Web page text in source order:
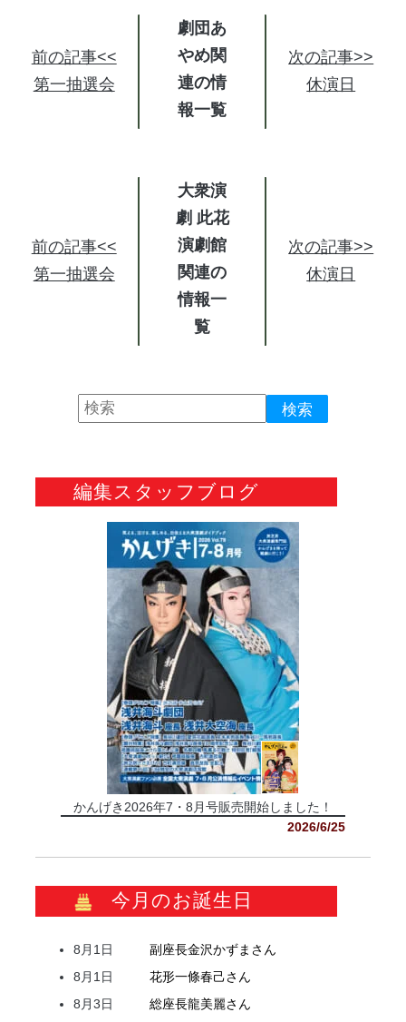
前の記事<<
第一抽選会
劇団あ
やめ関
連の情
報
次の記事>>
休演日
前の記事<<
第一抽選会
大衆演
劇 此花
演劇館
関連の
情報
次の記事>>
休演日
編集スタッフブログ
かんげき2026年7・8月号販売開始しました！
2026/6/25
今月のお誕生日
8月1日 副座長金沢かずま さん
8月1日
花形一條春己さん
8月3日
総座長龍美麗さん